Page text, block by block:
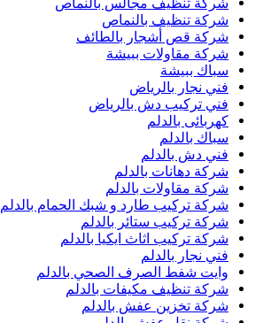
شركة تنظيف مجالس بالنماص
شركة تنظيف بالنماص
شركة قص أشجار بالطائف
شركة مقاولات ببيشة
سباك ببيشة
فني نجار بالرياض
فني تركيب دش بالرياض
كهربائى بالدلم
سباك بالدلم
فني دش بالدلم
شركة دهانات بالدلم
شركة مقاولات بالدلم
شركة تركيب طارد و شبك الحمام بالدلم
شركة تركيب ستائر بالدلم
شركة تركيب اثاث ايكيا بالدلم
فني نجار بالدلم
وايت شفط الصرف الصحي بالدلم
شركة تنظيف مكيفات بالدلم
شركة تخزين عفش بالدلم